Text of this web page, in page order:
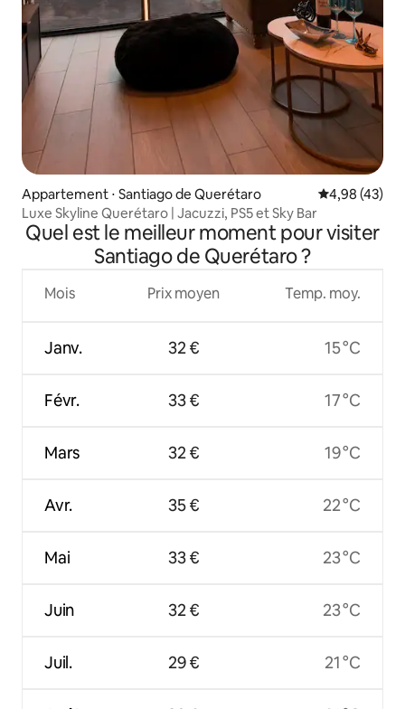
Appartement ⋅ Santiago de Querétaro Évaluation
4,98 (43)
Luxe Skyline Querétaro | Jacuzzi, PS5 et Sky Bar
Quel est le meilleur moment pour visiter
Santiago de Querétaro ?
Mois
Janv.
Févr.
Mars
Avr.
Mai
Juin
Juil.
Prix moyen
32 €
33 €
32 €
35 €
33 €
32 €
29 €
Temp. moy.
15 °C
17 °C
19 °C
22 °C
23 °C
23 °C
21 °C